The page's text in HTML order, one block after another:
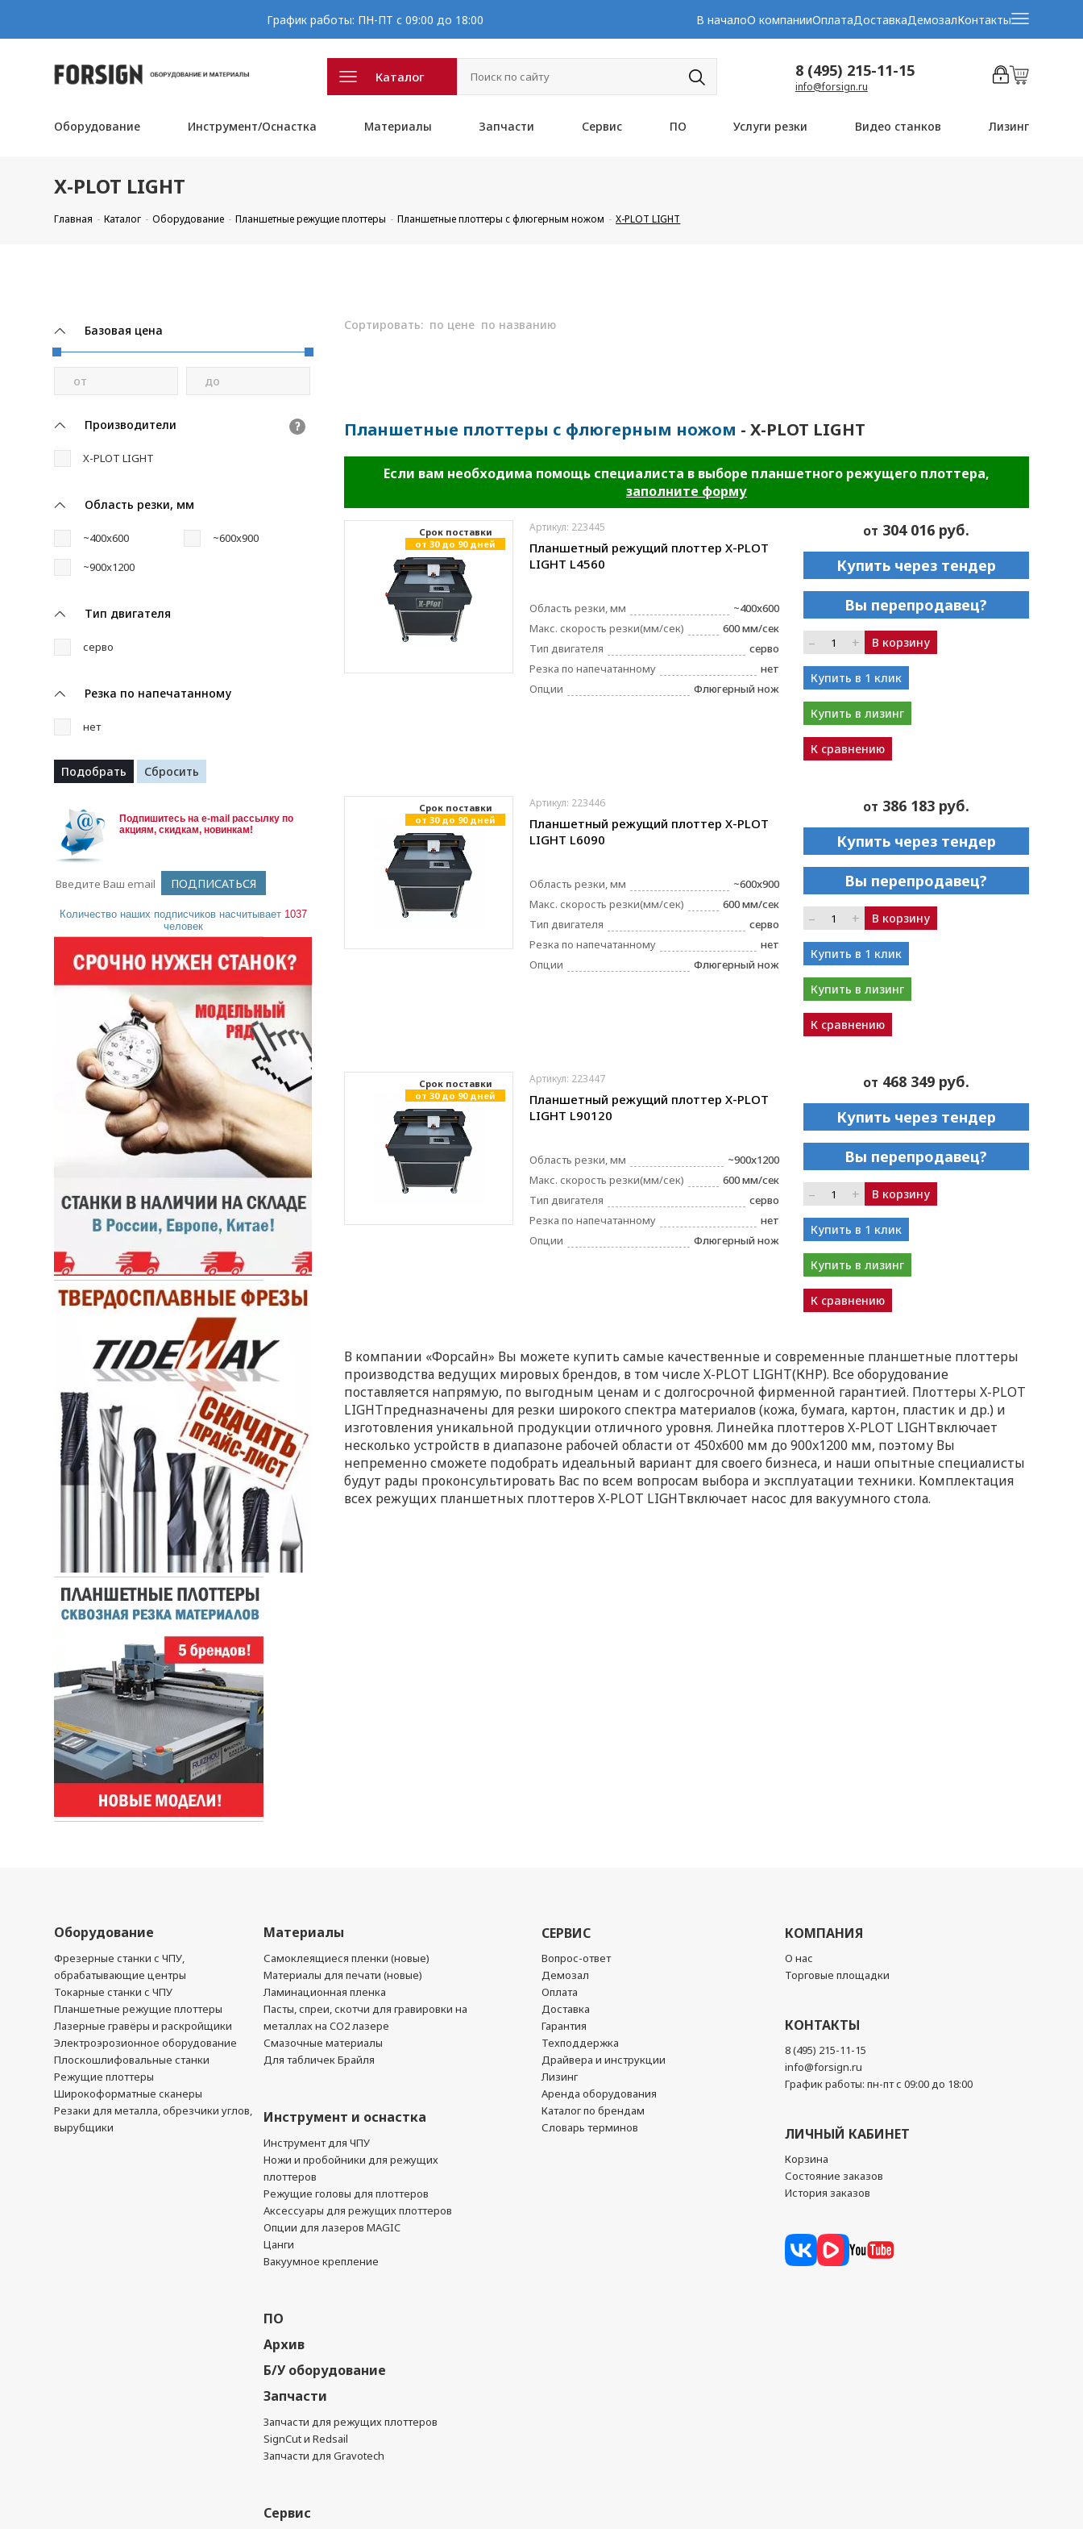
График работы: ПН-ПТ с 09:00 до 18:00 В началоО компанииОплатаДоставкаДемозалКонтакты
Каталог 8 (495) 215-11-15
info@forsign.ru
Оборудование Инструмент/Оснастка Материалы Запчасти Сервис ПО Услуги резки Видео станков Лизинг
X-PLOT LIGHT
Главная Каталог Оборудование Планшетные режущие плоттеры Планшетные плоттеры с флюгерным ножом X-PLOT LIGHT
Базовая цена
от до
Производители ?
X-PLOT LIGHT
Область резки, мм
~400x600
~600x900
~900x1200
Тип двигателя
серво
Резка по напечатанному
нет
Подпишитесь на e-mail рассылку по
акциям, скидкам, новинкам!
Количество наших подписчиков насчитывает 1037
человек
Сортировать: по цене по названию
Планшетные плоттеры с флюгерным ножом - X-PLOT LIGHT
Если вам необходима помощь специалиста в выборе планшетного режущего плоттера,
заполните форму
Cрок поставки
от 30 до 90 дней
Артикул: 223445
Планшетный режущий плоттер X-PLOT
LIGHT L4560
Область резки, мм
~400x600
Макс. скорость резки(мм/сек)
600 мм/сек
Тип двигателя
серво
Резка по напечатанному
нет
Опции
Флюгерный нож
от 304 016 руб.
Купить через тендер
Вы перепродавец?
– + В корзину
Купить в 1 клик
Купить в лизинг
К сравнению
Cрок поставки
от 30 до 90 дней
Артикул: 223446
Планшетный режущий плоттер X-PLOT
LIGHT L6090
Область резки, мм
~600x900
Макс. скорость резки(мм/сек)
600 мм/сек
Тип двигателя
серво
Резка по напечатанному
нет
Опции
Флюгерный нож
от 386 183 руб.
Купить через тендер
Вы перепродавец?
– + В корзину
Купить в 1 клик
Купить в лизинг
К сравнению
Cрок поставки
от 30 до 90 дней
Артикул: 223447
Планшетный режущий плоттер X-PLOT
LIGHT L90120
Область резки, мм
~900x1200
Макс. скорость резки(мм/сек)
600 мм/сек
Тип двигателя
серво
Резка по напечатанному
нет
Опции
Флюгерный нож
от 468 349 руб.
Купить через тендер
Вы перепродавец?
– + В корзину
Купить в 1 клик
Купить в лизинг
К сравнению
В компании «Форсайн» Вы можете купить самые качественные и современные планшетные плоттеры
производства ведущих мировых брендов, в том числе X-PLOT LIGHT(КНР). Все оборудование
поставляется напрямую, по выгодным ценам и с долгосрочной фирменной гарантией. Плоттеры X-PLOT
LIGHTпредназначены для резки широкого спектра материалов (кожа, бумага, картон, пластик и др.) и
изготовления уникальной продукции отличного уровня. Линейка плоттеров X-PLOT LIGHTвключает
несколько устройств в диапазоне рабочей области от 450x600 мм до 900x1200 мм, поэтому Вы
непременно сможете подобрать идеальный вариант для своего бизнеса, и наши опытные специалисты
будут рады проконсультировать Вас по всем вопросам выбора и эксплуатации техники. Комплектация
всех режущих планшетных плоттеров X-PLOT LIGHTвключает насос для вакуумного стола.
Оборудование
Фрезерные станки с ЧПУ,
обрабатывающие центры
Токарные станки с ЧПУ
Планшетные режущие плоттеры
Лазерные гравёры и раскройщики
Электроэрозионное оборудование
Плоскошлифовальные станки
Режущие плоттеры
Широкоформатные сканеры
Резаки для металла, обрезчики углов,
вырубщики
Материалы
Самоклеящиеся пленки (новые)
Материалы для печати (новые)
Ламинационная пленка
Пасты, спреи, скотчи для гравировки на
металлах на CO2 лазере
Смазочные материалы
Для табличек Брайля
Инструмент и оснастка
Инструмент для ЧПУ
Ножи и пробойники для режущих
плоттеров
Режущие головы для плоттеров
Аксессуары для режущих плоттеров
Опции для лазеров MAGIC
Цанги
Вакуумное крепление
ПО
Архив
Б/У оборудование
Запчасти
Запчасти для режущих плоттеров
SignCut и Redsail
Запчасти для Gravotech
Сервис
СЕРВИС
Вопрос-ответ
Демозал
Оплата
Доставка
Гарантия
Техподдержка
Драйвера и инструкции
Лизинг
Аренда оборудования
Каталог по брендам
Словарь терминов
КОМПАНИЯ
О нас
Торговые площадки
КОНТАКТЫ
8 (495) 215-11-15
info@forsign.ru
График работы: пн-пт с 09:00 до 18:00
ЛИЧНЫЙ КАБИНЕТ
Корзина
Состояние заказов
История заказов